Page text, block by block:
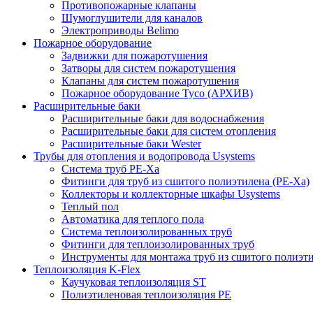
Противопожарные клапаны
Шумоглушители для каналов
Электроприводы Belimo
Пожарное оборудование
Задвижки для пожаротушения
Затворы для систем пожаротушения
Клапаны для систем пожаротушения
Пожарное оборудование Tyco (АРХИВ)
Расширительные баки
Расширительные баки для водоснабжения
Расширительные баки для систем отопления
Расширительные баки Wester
Трубы для отопления и водопровода Usystems
Система труб PE-Xa
Фитинги для труб из сшитого полиэтилена (PE-Xa)
Коллекторы и коллекторные шкафы Usystems
Теплый пол
Автоматика для теплого пола
Система теплоизолированных труб
Фитинги для теплоизолированных труб
Инструменты для монтажа труб из сшитого
Теплоизоляция K-Flex
Каучуковая теплоизоляция ST
Полиэтиленовая теплоизоляция PE